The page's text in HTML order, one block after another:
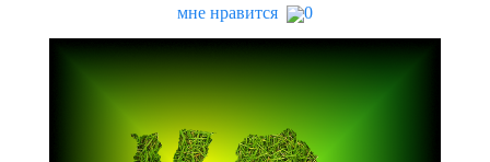
мне нравится 0